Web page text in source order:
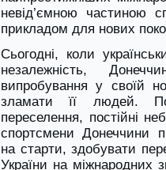
невід’ємною частиною
прикладом для нових
Сьогодні, коли
незалежність,
випробування у своїй
зламати її людей.
переселення, постійні
спортсмени Донеччини
на старти, здобувати
України на міжнародних